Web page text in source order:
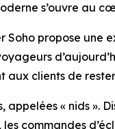
s’ouvre au
propose une
aux clients de
appelées « nids ».
commandes